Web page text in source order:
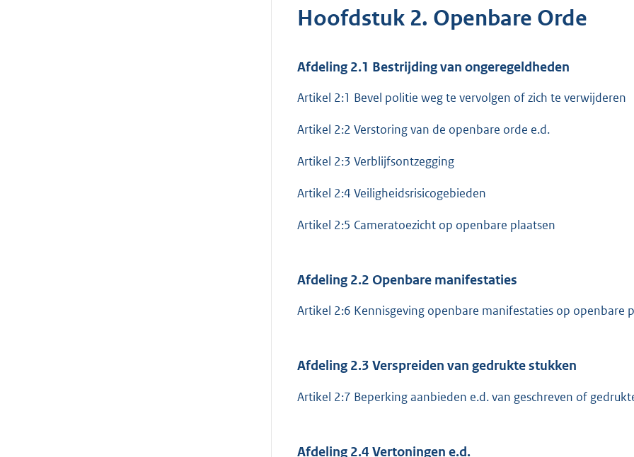
Hoofdstuk 2. Openbare Orde
Afdeling 2.1 Bestrijding van ongeregeldheden
Artikel 2:1 Bevel politie weg te vervolgen of zich te verwijderen
Artikel 2:2 Verstoring van de openbare orde e.d.
Artikel 2:3 Verblijfsontzegging
Artikel 2:4 Veiligheidsrisicogebieden
Artikel 2:5 Cameratoezicht op openbare plaatsen
Afdeling 2.2 Openbare manifestaties
Artikel 2:6 Kennisgeving openbare manifestaties op openbare
Afdeling 2.3 Verspreiden van gedrukte stukken
Artikel 2:7 Beperking aanbieden e.d. van geschreven of
Afdeling 2.4 Vertoningen e.d.